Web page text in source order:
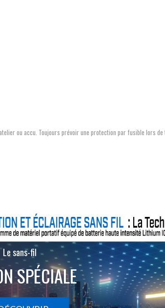
ou accu. Toujours prévoir une protection par fusible lors
Le sans-fil
SPÉCIALE